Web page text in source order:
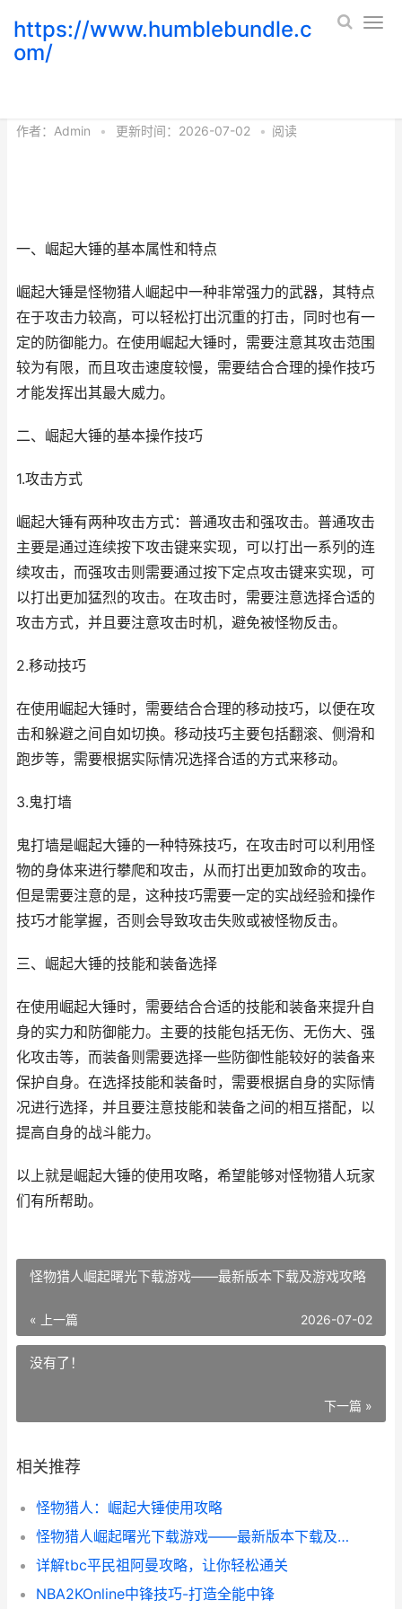
https://www.humblebundle.c
om/
作者： Admin • 更新时间：2026-07-02 • 阅读
一、崛起大锤的基本属性和特点
崛起大锤是怪物猎人崛起中一种非常强力的武器，其特点
在于攻击力较高，可以轻松打出沉重的打击，同时也有一
定的防御能力。在使用崛起大锤时，需要注意其攻击范围
较为有限，而且攻击速度较慢，需要结合合理的操作技巧
才能发挥出其最大威力。
二、崛起大锤的基本操作技巧
1.攻击方式
崛起大锤有两种攻击方式：普通攻击和强攻击。普通攻击
主要是通过连续按下攻击键来实现，可以打出一系列的连
续攻击，而强攻击则需要通过按下定点攻击键来实现，可
以打出更加猛烈的攻击。在攻击时，需要注意选择合适的
攻击方式，并且要注意攻击时机，避免被怪物反击。
2.移动技巧
在使用崛起大锤时，需要结合合理的移动技巧，以便在攻
击和躲避之间自如切换。移动技巧主要包括翻滚、侧滑和
跑步等，需要根据实际情况选择合适的方式来移动。
3.鬼打墙
鬼打墙是崛起大锤的一种特殊技巧，在攻击时可以利用怪
物的身体来进行攀爬和攻击，从而打出更加致命的攻击。
但是需要注意的是，这种技巧需要一定的实战经验和操作
技巧才能掌握，否则会导致攻击失败或被怪物反击。
三、崛起大锤的技能和装备选择
在使用崛起大锤时，需要结合合适的技能和装备来提升自
身的实力和防御能力。主要的技能包括无伤、无伤大、强
化攻击等，而装备则需要选择一些防御性能较好的装备来
保护自身。在选择技能和装备时，需要根据自身的实际情
况进行选择，并且要注意技能和装备之间的相互搭配，以
提高自身的战斗能力。
以上就是崛起大锤的使用攻略，希望能够对怪物猎人玩家
们有所帮助。
怪物猎人崛起曙光下载游戏——最新版本下载及游戏攻略
« 上一篇 2026-07-02
没有了！
下一篇 »
相关推荐
怪物猎人：崛起大锤使用攻略
怪物猎人崛起曙光下载游戏——最新版本下载及游戏攻略
详解tbc平民祖阿曼攻略，让你轻松通关
NBA2KOnline中锋技巧-打造全能中锋